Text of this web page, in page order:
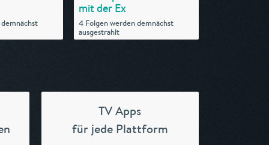
mit der Ex
4 Folgen werden demnächst
ausgestrahlt
TV Apps
für jede Plattform